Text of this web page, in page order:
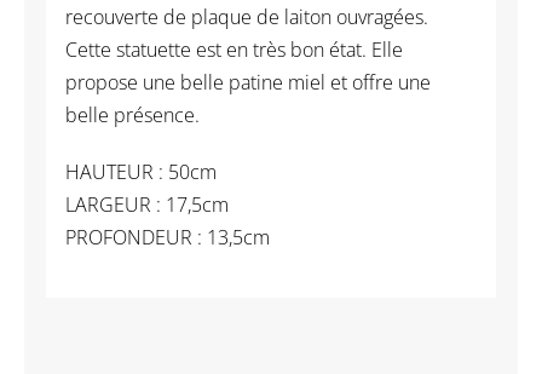
recouverte de plaque de laiton ouvragées.
Cette statuette est en très bon état. Elle
propose une belle patine miel et offre une
belle présence.
HAUTEUR : 50cm
LARGEUR : 17,5cm
PROFONDEUR : 13,5cm